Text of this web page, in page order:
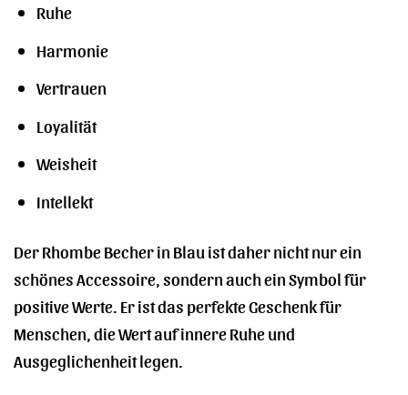
Ruhe
Harmonie
Vertrauen
Loyalität
Weisheit
Intellekt
Der Rhombe Becher in Blau ist daher nicht nur ein
schönes Accessoire, sondern auch ein Symbol für
positive Werte. Er ist das perfekte Geschenk für
Menschen, die Wert auf innere Ruhe und
Ausgeglichenheit legen.